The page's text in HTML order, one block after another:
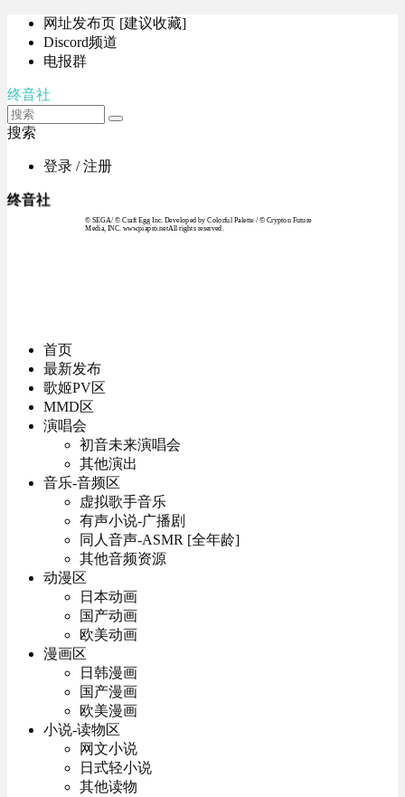
网址发布页 [建议收藏]
Discord频道
电报群
终音社
搜索
登录 / 注册
终音社
© SEGA / © Craft Egg Inc. Developed by Colorful Palette / © Crypton Future
Media, INC. www.piapro.netAll rights reserved.
首页
最新发布
歌姬PV区
MMD区
演唱会
初音未来演唱会
其他演出
音乐-音频区
虚拟歌手音乐
有声小说-广播剧
同人音声-ASMR [全年龄]
其他音频资源
动漫区
日本动画
国产动画
欧美动画
漫画区
日韩漫画
国产漫画
欧美漫画
小说-读物区
网文小说
日式轻小说
其他读物